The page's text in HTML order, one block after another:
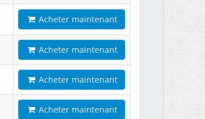
Acheter maintenant
Acheter maintenant
Acheter maintenant
Acheter maintenant